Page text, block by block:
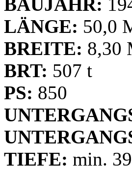
LÄNGE: 50,0
BREITE: 8,30
BRT: 507 t
PS: 850
TIEFE: min.